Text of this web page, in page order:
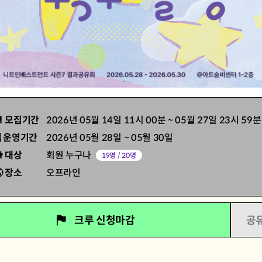
모집기간 2026년 05월 14일 11시 00분~05월 27일 23시 59분
영기간
2026년 05월 28일 ~05월 30일
대상
회원 누구나 19명 / 20명
장소 오프라인
크루 신청마감 공